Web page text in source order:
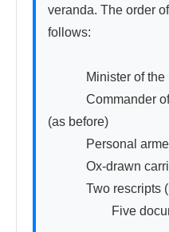
veranda. The order
follows:
Minister of the
Commander of
(as before)
Personal armed
Ox-drawn
Two rescripts
Five